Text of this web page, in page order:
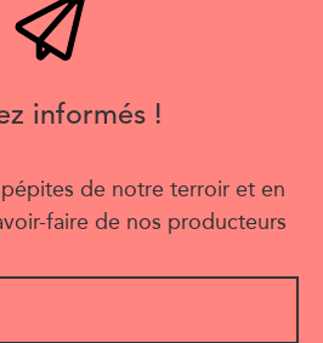
informés !
de notre terroir et en
faire de nos producteurs